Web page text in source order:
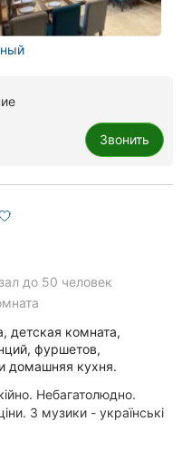
Звонить
до 50 человек
детская комната,
фуршетов,
домашняя кухня.
Небагатолюдно.
З музики - українські